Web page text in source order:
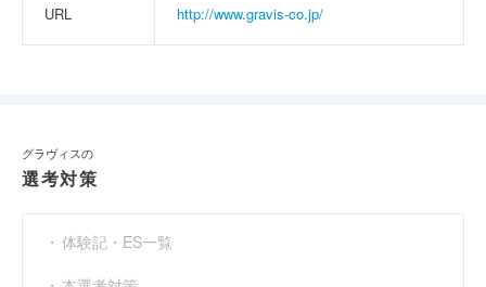
URL http://www.gravis-co.jp/
グラヴィスの
選考対策
体験記・ES一覧